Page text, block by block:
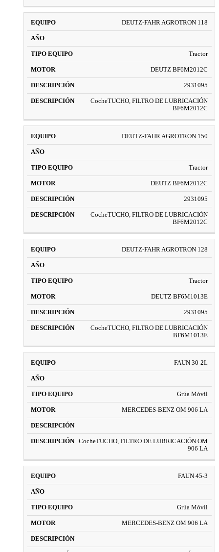
DEUTZ-FAHR AGROTRON 118
Tractor
DEUTZ BF6M2012C
2931095
CocheTUCHO, FILTRO DE LUBRICACIÓN
BF6M2012C
DEUTZ-FAHR AGROTRON 150
Tractor
DEUTZ BF6M2012C
2931095
CocheTUCHO, FILTRO DE LUBRICACIÓN
BF6M2012C
DEUTZ-FAHR AGROTRON 128
Tractor
DEUTZ BF6M1013E
2931095
CocheTUCHO, FILTRO DE LUBRICACIÓN
BF6M1013E
FAUN 30-2L
Grúa Móvil
MERCEDES-BENZ OM 906 LA
CocheTUCHO, FILTRO DE LUBRICACIÓN OM
906 LA
FAUN 45-3
Grúa Móvil
MERCEDES-BENZ OM 906 LA